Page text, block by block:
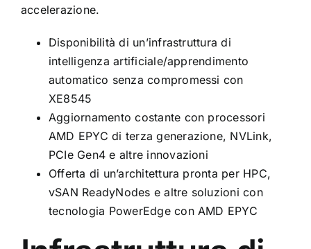
accelerazione.
Disponibilità di un’infrastruttura di
intelligenza artificiale/apprendimento
automatico senza compromessi con
XE8545
Aggiornamento costante con processori
AMD EPYC di terza generazione, NVLink,
PCIe Gen4 e altre innovazioni
Offerta di un’architettura pronta per HPC,
vSAN ReadyNodes e altre soluzioni con
tecnologia PowerEdge con AMD EPYC